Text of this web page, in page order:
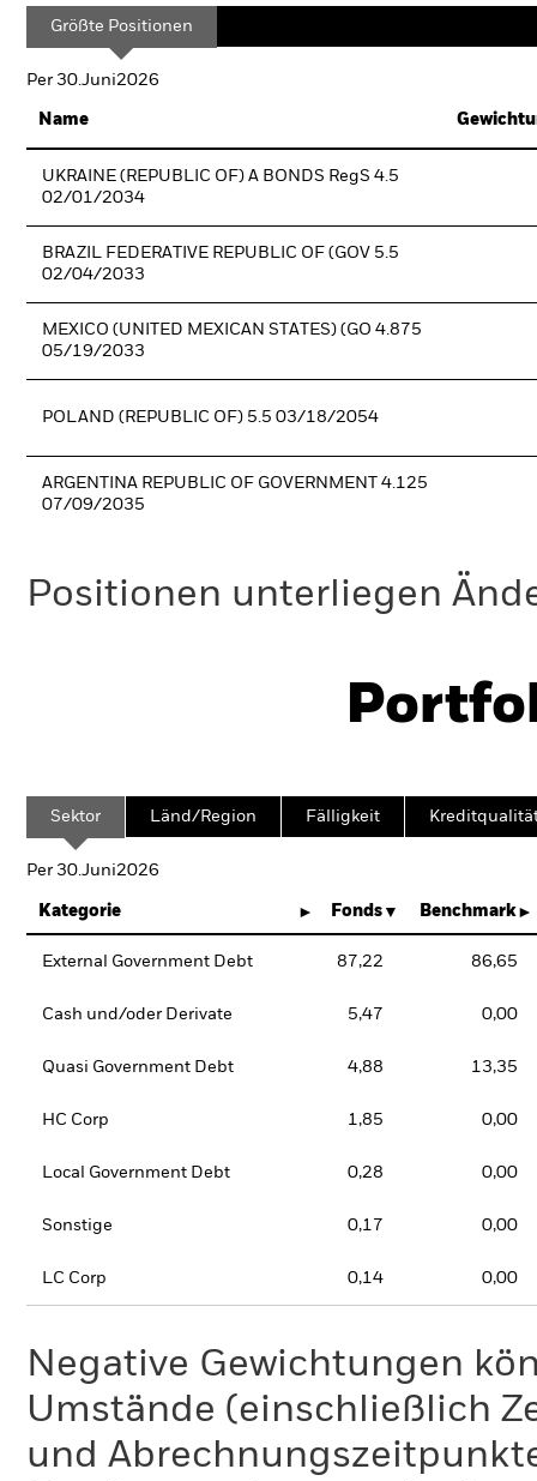
Größte Positionen
Per 30.Juni2026
Name
UKRAINE (REPUBLIC OF) A BONDS RegS 4.5
02/01/2034
BRAZIL FEDERATIVE REPUBLIC OF (GOV 5.5
02/04/2033
MEXICO (UNITED MEXICAN STATES) (GO 4.875
05/19/2033
POLAND (REPUBLIC OF) 5.5 03/18/2054
ARGENTINA REPUBLIC OF GOVERNMENT 4.125
07/09/2035
Positionen unterliegen
Sektor Länd/Region Fälligkeit
Per 30.Juni2026
Kategorie Fonds Benchmark
External Government Debt 87,22 86,65
Cash und/oder Derivate 5,47 0,00
Quasi Government Debt 4,88 13,35
HC Corp 1,85 0,00
Local Government Debt 0,28 0,00
Sonstige 0,17 0,00
LC Corp 0,14 0,00
Negative Gewichtungen
Umstände (einschließlich
und